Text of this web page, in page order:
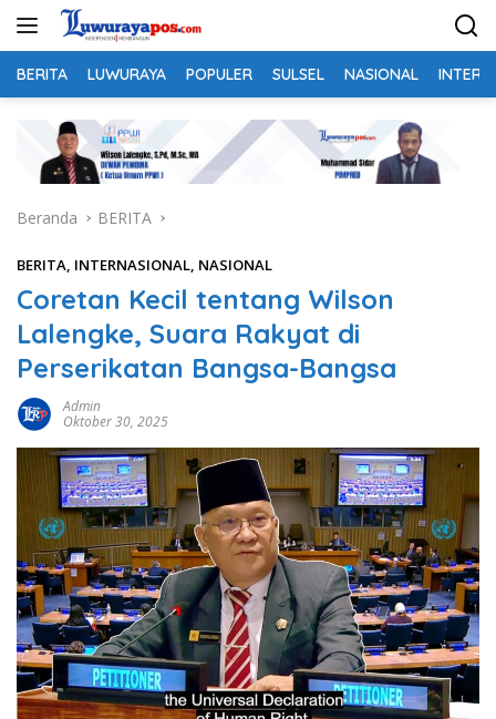
Langsung
BERITA LUWURAYA POPULER SULSEL NASIONAL
Beranda BERITA
BERITA INTERNASIONAL NASIONAL
Coretan Kecil tentang Wilson
Lalengke, Suara Rakyat di
Perserikatan Bangsa-Bangsa
Admin
Oktober 30, 2025